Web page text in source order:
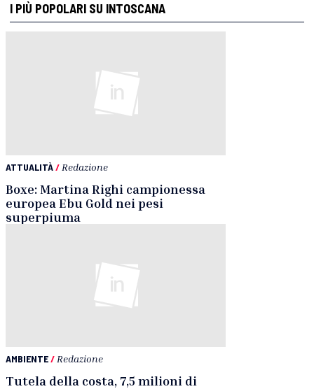
I PIÙ POPOLARI SU INTOSCANA
ATTUALITÀ/ Redazione
Boxe: Martina Righi campionessa
europea Ebu Gold nei pesi
superpiuma
AMBIENTE/ Redazione
Tutela della costa, 7,5 milioni di